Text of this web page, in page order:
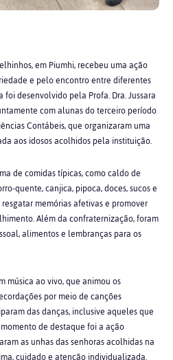
em Piumhi, recebeu uma ação
e pelo encontro entre diferentes
desenvolvido pela Profa. Dra. Jussara
com alunas do terceiro período
Contábeis, que organizaram uma
aos idosos acolhidos pela instituição.
de comidas típicas, como caldo de
quente, canjica, pipoca, doces, sucos e
memórias afetivas e promover
Além da confraternização, foram
alimentos e lembranças para os
música ao vivo, que animou os
por meio de canções
das danças, inclusive aqueles que
de destaque foi a ação
as unhas das senhoras acolhidas na